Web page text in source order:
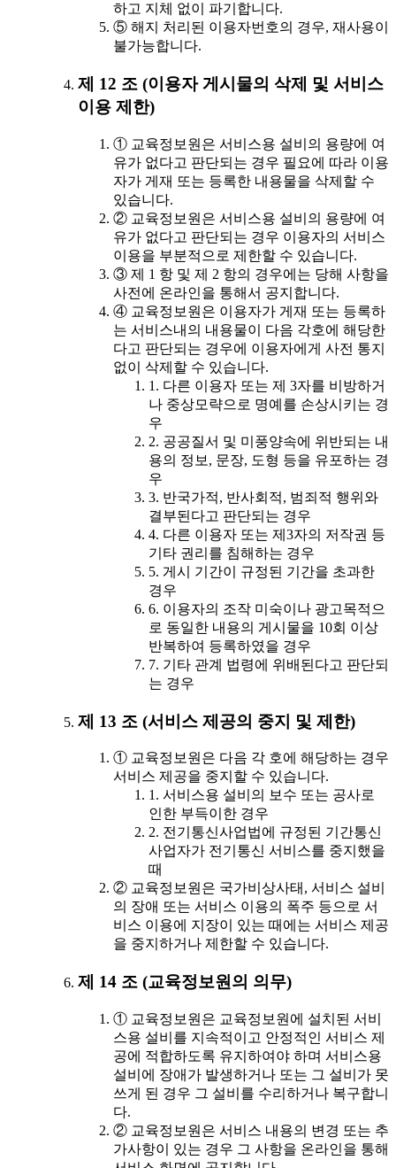
하고 지체 없이 파기합니다.
⑤ 해지 처리된 이용자번호의 경우, 재사용이
불가능합니다.
제 12 조 (이용자 게시물의 삭제 및 서비스
이용 제한)
① 교육정보원은 서비스용 설비의 용량에 여
유가 없다고 판단되는 경우 필요에 따라 이용
자가 게재 또는 등록한 내용물을 삭제할 수
있습니다.
② 교육정보원은 서비스용 설비의 용량에 여
유가 없다고 판단되는 경우 이용자의 서비스
이용을 부분적으로 제한할 수 있습니다.
③ 제 1 항 및 제 2 항의 경우에는 당해 사항을
사전에 온라인을 통해서 공지합니다.
④ 교육정보원은 이용자가 게재 또는 등록하
는 서비스내의 내용물이 다음 각호에 해당한
다고 판단되는 경우에 이용자에게 사전 통지
없이 삭제할 수 있습니다.
1. 다른 이용자 또는 제 3자를 비방하거
나 중상모략으로 명예를 손상시키는 경
우
2. 공공질서 및 미풍양속에 위반되는 내
용의 정보, 문장, 도형 등을 유포하는 경
우
3. 반국가적, 반사회적, 범죄적 행위와
결부된다고 판단되는 경우
4. 다른 이용자 또는 제3자의 저작권 등
기타 권리를 침해하는 경우
5. 게시 기간이 규정된 기간을 초과한
경우
6. 이용자의 조작 미숙이나 광고목적으
로 동일한 내용의 게시물을 10회 이상
반복하여 등록하였을 경우
7. 기타 관계 법령에 위배된다고 판단되
는 경우
제 13 조 (서비스 제공의 중지 및 제한)
① 교육정보원은 다음 각 호에 해당하는 경우
서비스 제공을 중지할 수 있습니다.
1. 서비스용 설비의 보수 또는 공사로
인한 부득이한 경우
2. 전기통신사업법에 규정된 기간통신
사업자가 전기통신 서비스를 중지했을
때
② 교육정보원은 국가비상사태, 서비스 설비
의 장애 또는 서비스 이용의 폭주 등으로 서
비스 이용에 지장이 있는 때에는 서비스 제공
을 중지하거나 제한할 수 있습니다.
제 14 조 (교육정보원의 의무)
① 교육정보원은 교육정보원에 설치된 서비
스용 설비를 지속적이고 안정적인 서비스 제
공에 적합하도록 유지하여야 하며 서비스용
설비에 장애가 발생하거나 또는 그 설비가 못
쓰게 된 경우 그 설비를 수리하거나 복구합니
다.
② 교육정보원은 서비스 내용의 변경 또는 추
가사항이 있는 경우 그 사항을 온라인을 통해